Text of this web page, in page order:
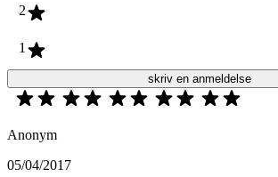
2
1
skriv en anmeldelse
Anonym
05/04/2017